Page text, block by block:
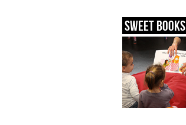
sweet books